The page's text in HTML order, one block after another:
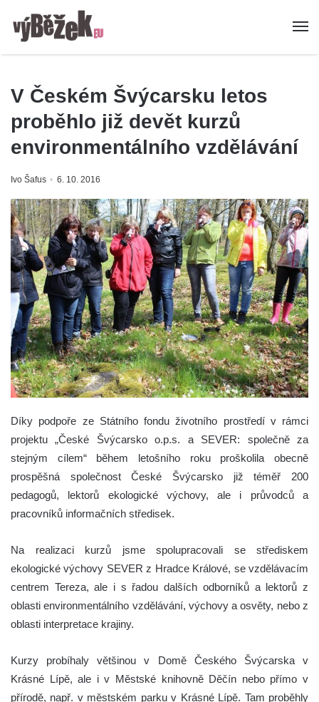
V Českém Švýcarsku letos
proběhlo již devět kurzů
environmentálního vzdělávání
Ivo Šafus 6. 10. 2016
Díky podpoře ze Státního fondu životního prostředí v rámci
projektu „České Švýcarsko o.p.s. a SEVER: společně za
stejným cílem“ během letošního roku proškolila obecně
prospěšná společnost České Švýcarsko již téměř 200
pedagogů, lektorů ekologické výchovy, ale i průvodců a
pracovníků informačních středisek.
Na realizaci kurzů jsme spolupracovali se střediskem
ekologické výchovy SEVER z Hradce Králové, se vzdělávacím
centrem Tereza, ale i s řadou dalších odborníků a lektorů z
oblasti environmentálního vzdělávání, výchovy a osvěty, nebo z
oblasti interpretace krajiny.
Kurzy probíhaly většinou v Domě Českého Švýcarska v
Krásné Lípě, ale i v Městské knihovně Děčín nebo přímo v
přírodě, např. v městském parku v Krásné Lípě. Tam proběhly